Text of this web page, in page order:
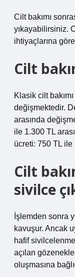
Cilt bakımı
yıkayabilirsiniz.
ihtiyaçlarına
Cilt
Klasik cilt
değişmektedir.
arasında
ile 1.300 TL
ücreti: 750 TL ile
Cilt
sivilce
İşlemden sonra
kavuşur. Ancak
hafif
açılan
oluşmasına